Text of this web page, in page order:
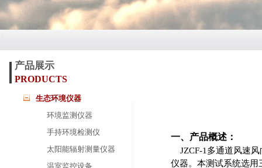
产品展示
PRODUCTS
生态环境仪器
环境监测仪器
手持环境检测仪
太阳能辐射测量仪器
温室监控设备
一、产品概述：
JZCF-1多通道风速
仪器。本测试系统选用